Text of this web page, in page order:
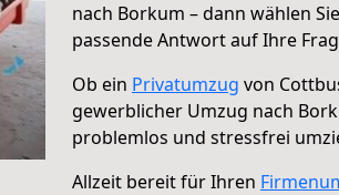
nach Borkum – dann wählen
passende Antwort auf Ihre
Ob ein Privatumzug von
gewerblicher Umzug nach
problemlos und stressfrei
Allzeit bereit für Ihren